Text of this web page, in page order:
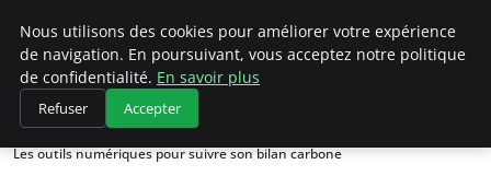
Climategatecountryclub.com
Accueil
Sustainable Living
Les outils numériques pour suivre son bilan carbone
Nous utilisons des cookies pour améliorer votre expérience
de navigation. En poursuivant, vous acceptez notre politique
de confidentialité. En savoir plus
Refuser Accepter